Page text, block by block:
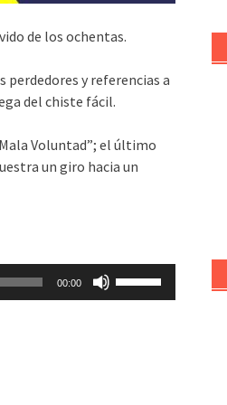
de los ochentas.
perdedores y referencias a
del chiste fácil.
Voluntad”; el último
un giro hacia un
00:00